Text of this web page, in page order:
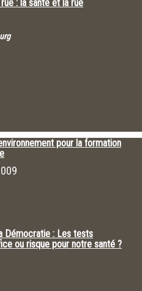
: la santé et la rue
pour la formation
Démocratie : Les tests
ou risque pour notre santé ?